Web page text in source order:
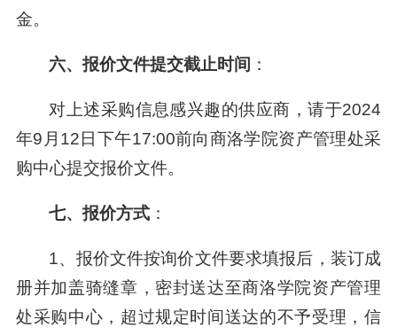
金。
六、报价文件提交截止时间 ：
对上述采购信息感兴趣的供应商，请于2024
年9月12日下午17:00前向商洛学院资产管理处采
购中心提交报价文件。
七、报价方式 ：
1、报价文件按询价文件要求填报后，装订成
册并加盖骑缝章，密封送达至商洛学院资产管理
处采购中心，超过规定时间送达的不予受理，信